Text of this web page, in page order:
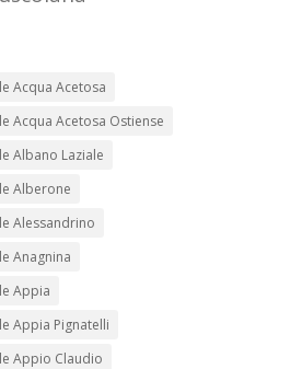
Acqua Acetosa
Acqua Acetosa Ostiense
Albano Laziale
Alberone
Alessandrino
Anagnina
Appia
Appia Pignatelli
Appio Claudio